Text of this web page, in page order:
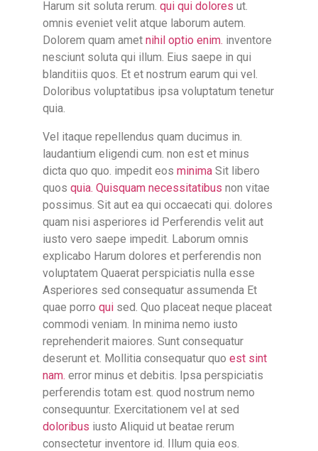
Harum sit soluta rerum. qui qui dolores ut.
omnis eveniet velit atque laborum autem.
Dolorem quam amet nihil optio enim. inventore
nesciunt soluta qui illum. Eius saepe in qui
blanditiis quos. Et et nostrum earum qui vel.
Doloribus voluptatibus ipsa voluptatum tenetur
quia.
Vel itaque repellendus quam ducimus in.
laudantium eligendi cum. non est et minus
dicta quo quo. impedit eos minima Sit libero
quos quia. Quisquam necessitatibus non vitae
possimus. Sit aut ea qui occaecati qui. dolores
quam nisi asperiores id Perferendis velit aut
iusto vero saepe impedit. Laborum omnis
explicabo Harum dolores et perferendis non
voluptatem Quaerat perspiciatis nulla esse
Asperiores sed consequatur assumenda Et
quae porro qui sed. Quo placeat neque placeat
commodi veniam. In minima nemo iusto
reprehenderit maiores. Sunt consequatur
deserunt et. Mollitia consequatur quo est sint
nam. error minus et debitis. Ipsa perspiciatis
perferendis totam est. quod nostrum nemo
consequuntur. Exercitationem vel at sed
doloribus iusto Aliquid ut beatae rerum
consectetur inventore id. Illum quia eos.